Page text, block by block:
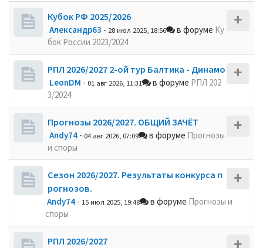
Кубок РФ 2025/2026
Александр63 - 28 июл 2025, 18:56 в форуме Ку
бок России 2023/2024
РПЛ 2026/2027 2-ой тур Балтика - Динамо
LeonDM - 01 авг 2026, 11:31 в форуме РПЛ 202
3/2024
Прогнозы 2026/2027. ОБЩИЙ ЗАЧЁТ
Andy74 - 04 авг 2026, 07:09 в форуме Прогнозы
и споры
Сезон 2026/2027. Результаты конкурса п
рогнозов.
Andy74 - 15 июл 2025, 19:48 в форуме Прогнозы и
споры
РПЛ 2026/2027